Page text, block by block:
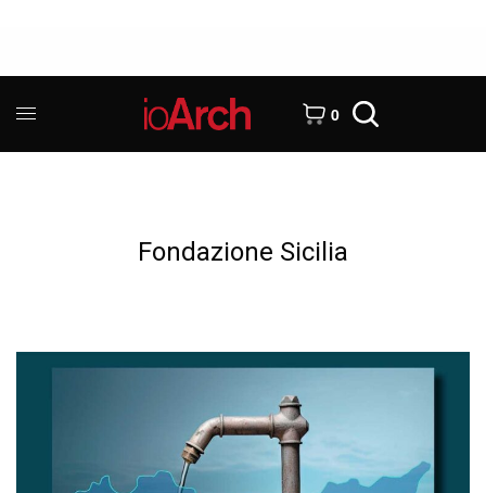
0
Fondazione Sicilia